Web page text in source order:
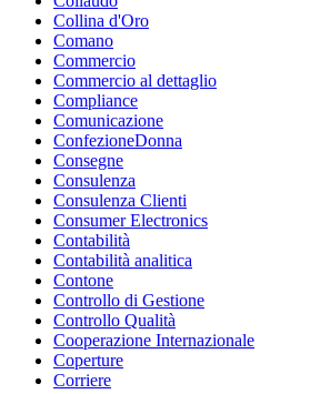
Collina d'Oro
Comano
Commercio
Commercio al dettaglio
Compliance
Comunicazione
ConfezioneDonna
Consegne
Consulenza
Consulenza Clienti
Consumer Electronics
Contabilità
Contabilità analitica
Contone
Controllo di Gestione
Controllo Qualità
Cooperazione Internazionale
Coperture
Corriere